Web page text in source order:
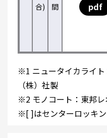
合)
間
pdf
※1 ニュータイカライ
（株）社製
※2 モノコート：東邦
※[ ]はセンターロッキ